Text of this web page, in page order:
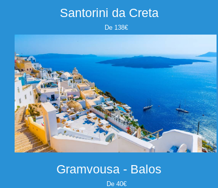
Santorini da Creta
De 138€
Gramvousa - Balos
De 40€